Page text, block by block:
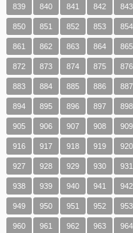
839 840 841 842 843
850 851 852 853 854
861 862 863 864 865
872 873 874 875 876
883 884 885 886 887
894 895 896 897 898
905 906 907 908 909
916 917 918 919 920
927 928 929 930 931
938 939 940 941 942
949 950 951 952 953
960 961 962 963 964